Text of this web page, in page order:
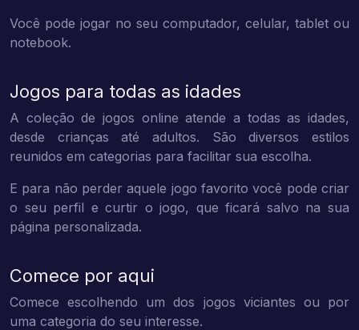
Você pode jogar no seu computador, celular, tablet ou
notebook.
Jogos para todas as idades
A coleção de jogos online atende a todas as idades,
desde crianças até adultos. São diversos estilos
reunidos em categorias para facilitar sua escolha.
E para não perder aquele jogo favorito você pode criar
o seu perfil e curtir o jogo, que ficará salvo na sua
página personalizada.
Comece por aqui
Comece escolhendo um dos jogos viciantes ou por
uma categoria do seu interesse.